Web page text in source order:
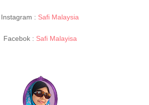
Instagram : Safi Malaysia
Facebok : Safi Malayisa